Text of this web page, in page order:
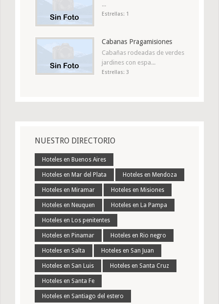
...
Estrellas: 1
Cabanas Pragamisiones
Cabañas rodeadas de verdes
jardines con espa...
Estrellas: 3
NUESTRO DIRECTORIO
Hoteles en Buenos Aires
Hoteles en Mar del Plata Hoteles en Mendoza
Hoteles en Miramar Hoteles en Misiones
Hoteles en Neuquen Hoteles en La Pampa
Hoteles en Los penitentes
Hoteles en Pinamar Hoteles en Rio negro
Hoteles en Salta Hoteles en San Juan
Hoteles en San Luis Hoteles en Santa Cruz
Hoteles en Santa Fe
Hoteles en Santiago del estero